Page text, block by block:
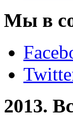
Мы в
2013.